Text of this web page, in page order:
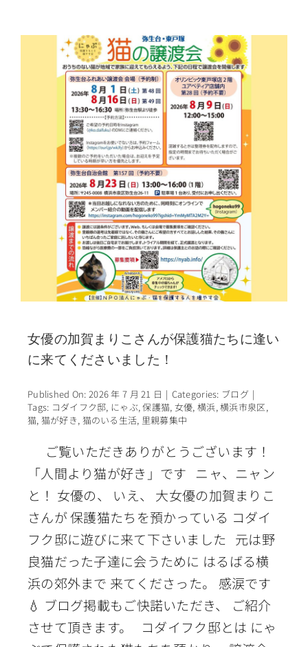
女優の加賀まりこさんが保護猫たちに逢い
に来てくださいました！
Published On: 2026 年 7 月 21 日 | Categories: ブログ |
Tags: コダイフク邸, にゃぶ,保護猫, 女優,横浜,横浜市泉区,
猫, 猫が好き, 猫のいる生活, 里親募集中
ご覧いただきありがとうございます！
「人間より猫が好き」です ニャ、ニャン
と！ 女優の、 いえ、 大女優の加賀まりこ
さんが 保護猫たちを預かっている コダイ
フク邸に遊びに来て下さいました 元は野
良猫だった子達に会うために はるばる横
浜の郊外まで 来てくださった。 感涙です
💧 ブログ掲載もご快諾いただき、 ご紹介
させて頂きます。 コダイフク邸とは にゃ